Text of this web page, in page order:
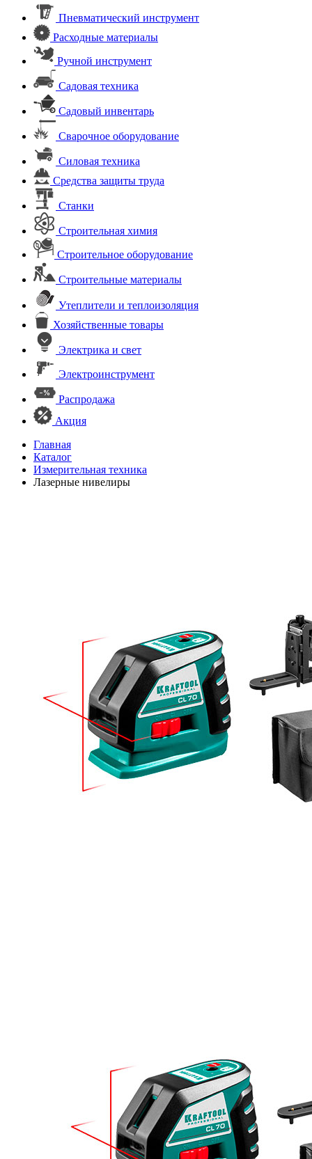
Пневматический инструмент
Расходные материалы
Ручной инструмент
Садовая техника
Садовый инвентарь
Сварочное оборудование
Силовая техника
Средства защиты труда
Станки
Строительная химия
Строительное оборудование
Строительные материалы
Утеплители и теплоизоляция
Хозяйственные товары
Электрика и свет
Электроинструмент
Распродажа
Акция
Главная
Каталог
Измерительная техника
Лазерные нивелиры